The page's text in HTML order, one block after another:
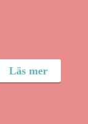
Läs mer